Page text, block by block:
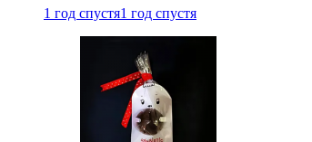
1 год спустя1 год спустя